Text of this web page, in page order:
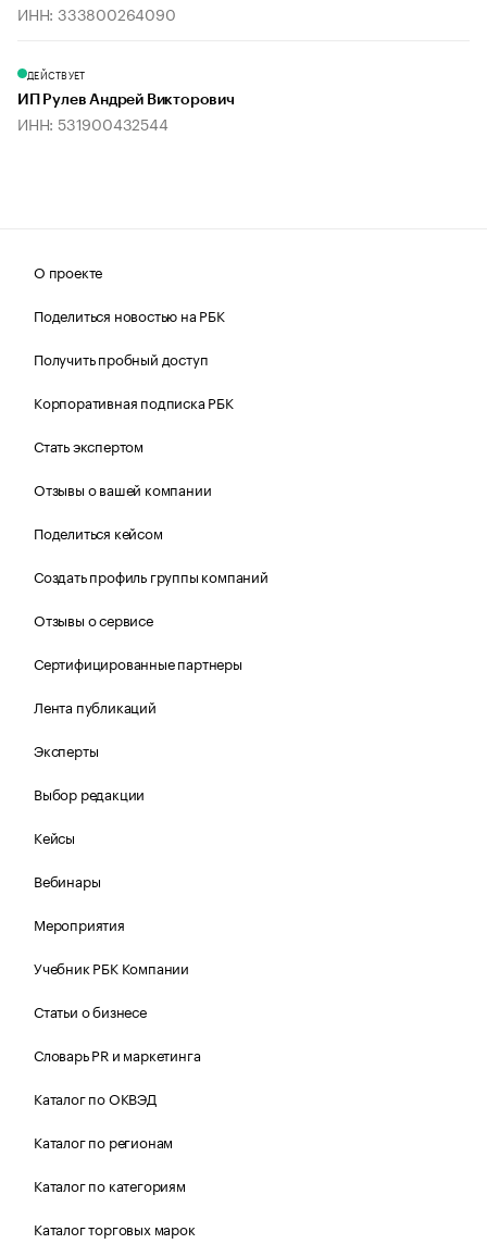
ИНН: 333800264090
ДЕЙСТВУЕТ
ИП Рулев Андрей Викторович
ИНН: 531900432544
О проекте
Поделиться новостью на РБК
Получить пробный доступ
Корпоративная подписка РБК
Стать экспертом
Отзывы о вашей компании
Поделиться кейсом
Создать профиль группы компаний
Отзывы о сервисе
Сертифицированные партнеры
Лента публикаций
Эксперты
Выбор редакции
Кейсы
Вебинары
Мероприятия
Учебник РБК Компании
Статьи о бизнесе
Словарь PR и маркетинга
Каталог по ОКВЭД
Каталог по регионам
Каталог по категориям
Каталог торговых марок